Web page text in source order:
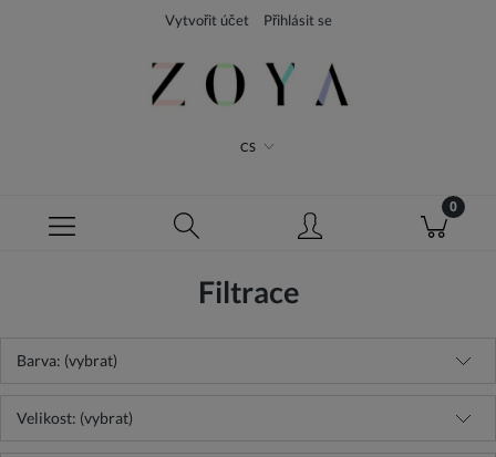
Vytvořit účet Přihlásit se
CS
Filtrace
Barva: (vybrat)
Velikost: (vybrat)